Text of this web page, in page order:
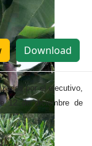
Download
por el ejecutivo,
12 de diciembre de